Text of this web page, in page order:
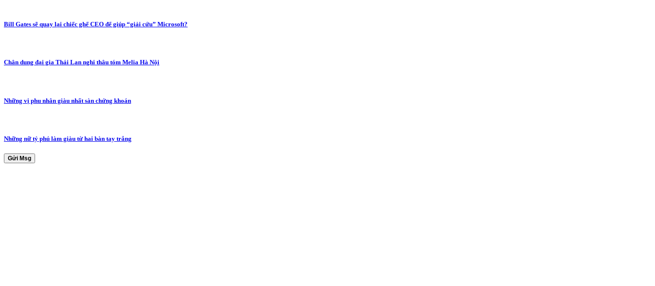
Bill Gates sẽ quay lại chiếc ghế CEO để giúp “giải cứu” Microsoft?
Chân dung đại gia Thái Lan nghi thâu tóm Melia Hà Nội
Những vị phu nhân giàu nhất sàn chứng khoán
Những nữ tỷ phú làm giàu từ hai bàn tay trắng
Gửi Msg